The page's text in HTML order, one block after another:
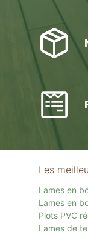
Les
Lames en
Lames en
Plots PVC
Lames de